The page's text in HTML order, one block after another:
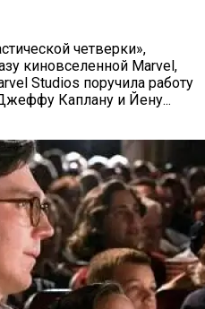
четверки»,
киновселенной Marvel,
Studios поручила работу
Каплану и Йену...